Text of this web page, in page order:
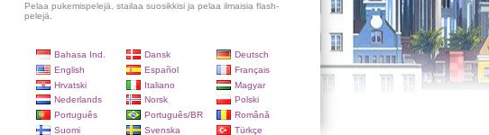
Pelaa pukemispelejä, stailaa suosikkisi ja pelaa ilmaisia flash-
pelejä.
Bahasa Ind. Dansk
Deutsch
English
Español
Français
Hrvatski
Italiano
Magyar
Nederlands
Norsk
Polski
Português
Português/BR
Română
Suomi
Svenska Türkçe